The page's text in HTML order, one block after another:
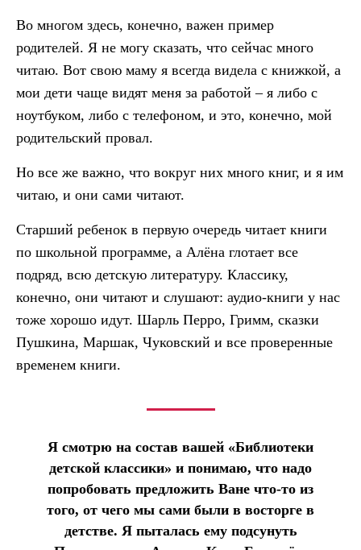
Во многом здесь, конечно, важен пример
родителей. Я не могу сказать, что сейчас много
читаю. Вот свою маму я всегда видела с книжкой, а
мои дети чаще видят меня за работой – я либо с
ноутбуком, либо с телефоном, и это, конечно, мой
родительский провал.
Но все же важно, что вокруг них много книг, и я им
читаю, и они сами читают.
Старший ребенок в первую очередь читает книги
по школьной программе, а Алёна глотает все
подряд, всю детскую литературу. Классику,
конечно, они читают и слушают: аудио-книги у нас
тоже хорошо идут. Шарль Перро, Гримм, сказки
Пушкина, Маршак, Чуковский и все проверенные
временем книги.
Я смотрю на состав вашей «Библиотеки
детской классики» и понимаю, что надо
попробовать предложить Ване что-то из
того, от чего мы сами были в восторге в
детстве. Я пыталась ему подсунуть